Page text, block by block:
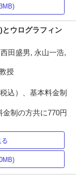
ウログラフィン
田盛男, 永山一浩,
授
込）、基本料金制
制の方共に770円